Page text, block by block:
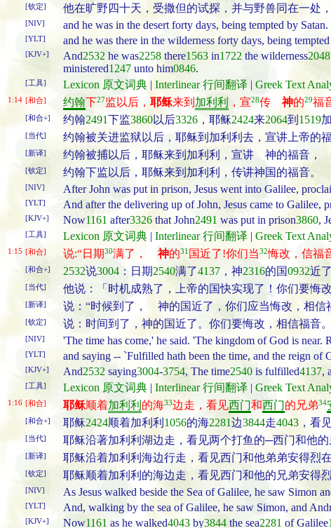
[钦定] 他在旷野四十天，受撒但的试探，并与野兽同在一处
[NIV] and he was in the desert forty days, being tempted by
[YLT] and he was there in the wilderness forty days, being
[KJV+] And2532 he was2258 there1563 in1722 the wilderness2048
ministered1247 unto him0846.
[工具] Lexicon 原文词典 | Interlinear 行间翻译 | Greek Text
1:14 [和合] 约翰下27监以后， 耶稣来到 加利利 ，宣28传 神的29福
[和合+] 约翰2491下监3860以后3326 ，耶稣2424来2064到 1519
[当代] 约翰被关进监狱以后，耶稣到加利利去，宣讲上帝的福
[新译] 约翰被捕以后，耶稣来到加利利，宣讲 神的福音，
[钦定] 约翰下监以后，耶稣来到加利利，传讲神国的福音。
[NIV] After John was put in prison, Jesus went into Galilee,
[YLT] And after the delivering up of John, Jesus came to Galilee,
[KJV+] Now1161 after3326 that John2491 was put in prison3860,
[工具] Lexicon 原文词典 | Interlinear 行间翻译 | Greek Text
1:15 [和合] 说:“日期30满了， 神的31 国近了!你们当32悔改，信福
[和合+] 2532说3004 ：日期2540满了4137 ，神2316的国0932近了
[当代] 他说：「时机成熟了，上帝的国快实现了！你们要悔
[新译] 说：“时候到了， 神的国近了，你们应当悔改，相信
[钦定] 说：时间到了，神的国近了。你们要悔改，相信福音。
[NIV] 'The time has come,' he said. 'The kingdom of God is near.
[YLT] and saying -- `Fulfilled hath been the time, and the reign of
[KJV+] And2532 saying3004-3754, The time2540 is fulfilled4137,
[工具] Lexicon 原文词典 | Interlinear 行间翻译 | Greek Text
1:16 [和合] 耶稣顺着加利利 的海33边走，看见西门和西门的兄弟34
[和合+] 耶稣2424顺着加利利 1056的海2281边3844走4043 ，看
[当代] 耶稣沿著加利利湖边走，看见两个打鱼的─西门和他的
[新译] 耶稣沿着加利利海边行走，看见西门和他弟弟安得烈
[钦定] 耶稣顺着加利利的海边走，看见西门和他的兄弟安得
[NIV] As Jesus walked beside the Sea of Galilee, he saw Simon
[YLT] And, walking by the sea of Galilee, he saw Simon, and
[KJV+] Now1161 as he walked4043 by3844 the sea2281 of Galilee